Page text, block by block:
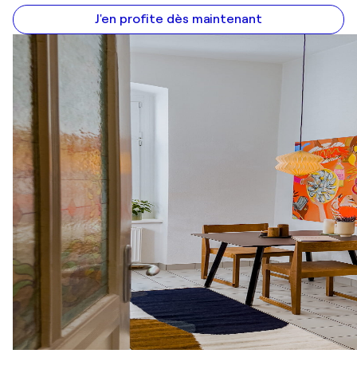
J'en profite dès maintenant